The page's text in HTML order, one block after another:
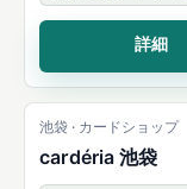
詳細
池袋 · カードショップ
cardéria 池袋